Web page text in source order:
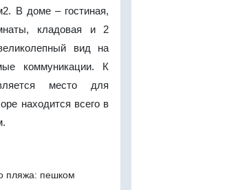
В доме – гостиная,
кладовая и 2
вид на
коммуникации. К
место для
находится всего в
пляжа: пешком